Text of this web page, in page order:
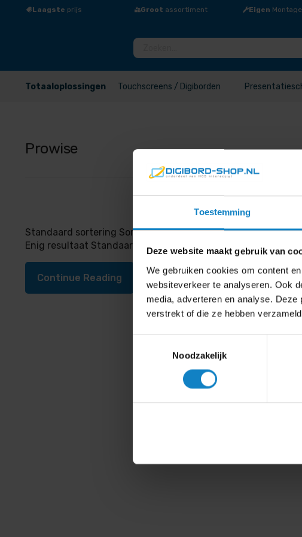
Toestemming
Deze website maakt gebruik van
We gebruiken cookies om content
websiteverkeer te analyseren. Ook
media, adverteren en analyse.
verstrekt of die ze hebben
Noodzakelijk
Laagste prijs Groot assortiment Eigen
Totaaloplossingen Touchscreens / Digiborden
Prowise
Standaard sortering Sorteer op populariteit Op gemiddelde
Enig resultaat Standaard sortering Sorteer op populariteit Op
Continue Reading